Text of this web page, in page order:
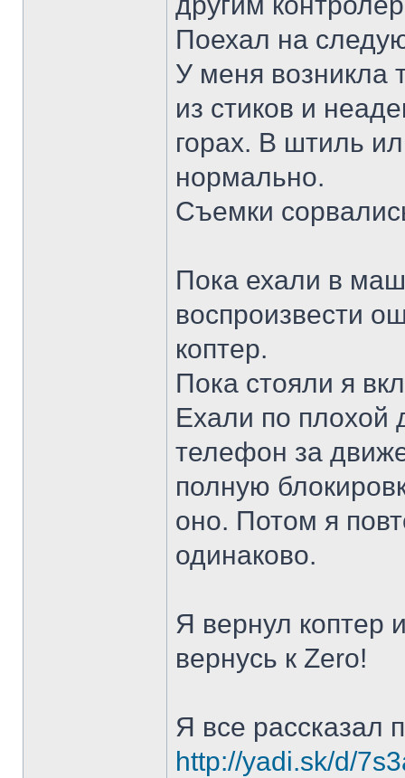
Поехал на
У меня возникла
из стиков и
горах. В штиль
нормально.
Съемки
Пока ехали в
воспроизвести
коптер.
Пока стояли я
Ехали по плохой
телефон за
полную
оно. Потом я
одинаково.
Я вернул коптер
вернусь к Zero!
Я все рассказал
http://yadi.sk/d/